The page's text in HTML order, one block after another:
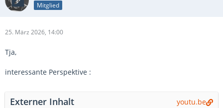
Mitglied
25. März 2026, 14:00
Tja,
interessante Perspektive :
Externer Inhalt
youtu.be